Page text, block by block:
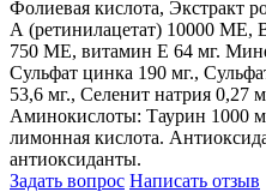
Фолиевая кислота, Экстракт
А (ретинилацетат) 10000 МЕ,
750 МЕ, витамин Е 64 мг.
Сульфат цинка 190 мг.,
53,6 мг., Селенит натрия 0,27
Аминокислоты: Таурин 1000
лимонная кислота.
антиоксиданты.
Задать вопрос Написать отзыв